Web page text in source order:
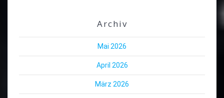
Archiv
Mai 2026
April 2026
März 2026